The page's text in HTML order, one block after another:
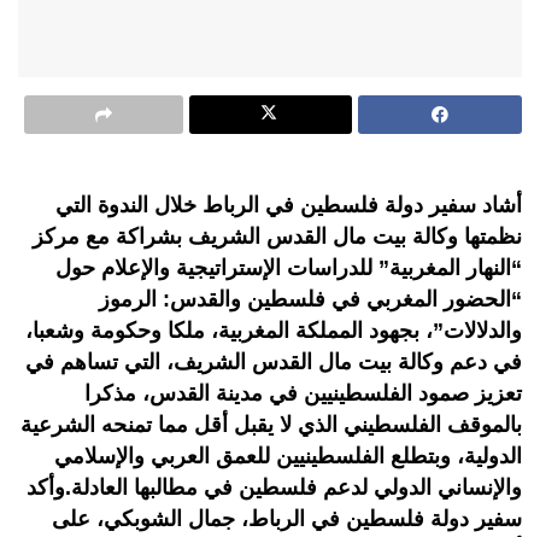
أشاد سفير دولة فلسطين في الرباط خلال الندوة التي
نظمتها وكالة بيت مال القدس الشريف بشراكة مع مركز
“النهار المغربية” للدراسات الإستراتيجية والإعلام حول
“الحضور المغربي في فلسطين والقدس: الرموز
والدلالات”، بجهود المملكة المغربية، ملكا وحكومة وشعبا،
في دعم وكالة بيت مال القدس الشريف، التي تساهم في
تعزيز صمود الفلسطينيين في مدينة القدس، مذكرا
بالموقف الفلسطيني الذي لا يقبل أقل مما تمنحه الشرعية
الدولية، وبتطلع الفلسطينيين للعمق العربي والإسلامي
والإنساني الدولي لدعم فلسطين في مطالبها العادلة.وأكد
سفير دولة فلسطين في الرباط، جمال الشوبكي، على